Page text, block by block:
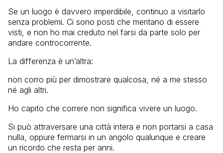
Se un luogo è davvero imperdibile, continuo a visitarlo
senza problemi. Ci sono posti che meritano di essere
visti, e non ho mai creduto nel farsi da parte solo per
andare controcorrente.
La differenza è un’altra:
non corro più per dimostrare qualcosa, né a me stesso
né agli altri.
Ho capito che correre non significa vivere un luogo.
Si può attraversare una città intera e non portarsi a casa
nulla, oppure fermarsi in un angolo qualunque e creare
un ricordo che resta per anni.